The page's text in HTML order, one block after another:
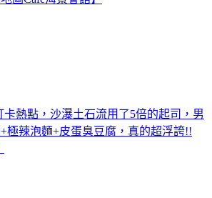
熱點，沙瀑土石流用了5倍的起司，男
極辣泡麵+皮蛋臭豆腐，真的超浮誇!!